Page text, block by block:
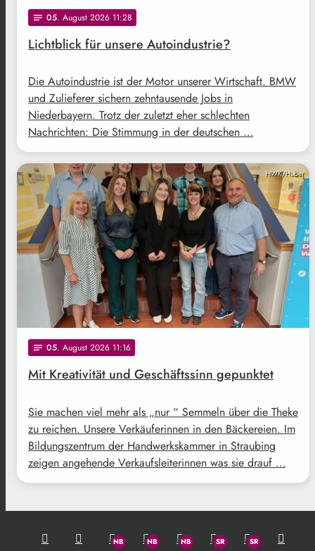
notes 05. August 2026 11:28
Lichtblick für unsere Autoindustrie?
Die Autoindustrie ist der Motor unserer Wirtschaft. BMW
und Zulieferer sichern zehntausende Jobs in
Niederbayern. Trotz der zuletzt eher schlechten
Nachrichten: Die Stimmung in der deutschen …
HWK/Huber
notes 05. August 2026 11:16
Mit Kreativität und Geschäftssinn gepunktet
Sie machen viel mehr als „nur “ Semmeln über die Theke
zu reichen. Unsere Verkäuferinnen in den Bäckereien. Im
Bildungszentrum der Handwerkskammer in Straubing
zeigen angehende Verkaufsleiterinnen was sie drauf …